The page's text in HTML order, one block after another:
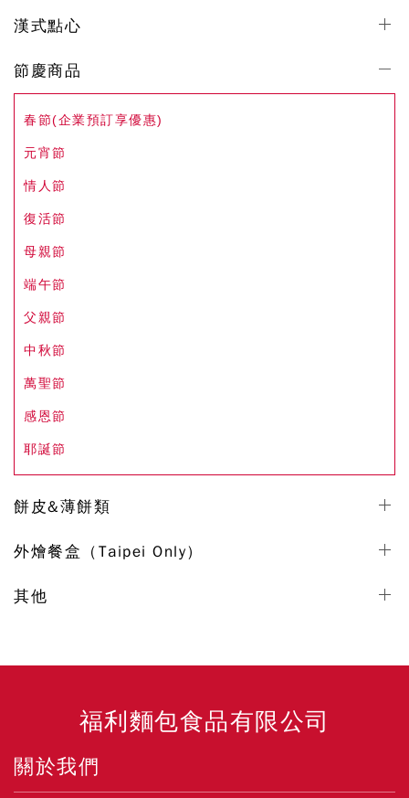
漢式點心
節慶商品
春節(企業預訂享優惠)
元宵節
情人節
復活節
母親節
端午節
父親節
中秋節
萬聖節
感恩節
耶誕節
餅皮&薄餅類
外燴餐盒（Taipei Only）
其他
福利麵包食品有限公司
關於我們